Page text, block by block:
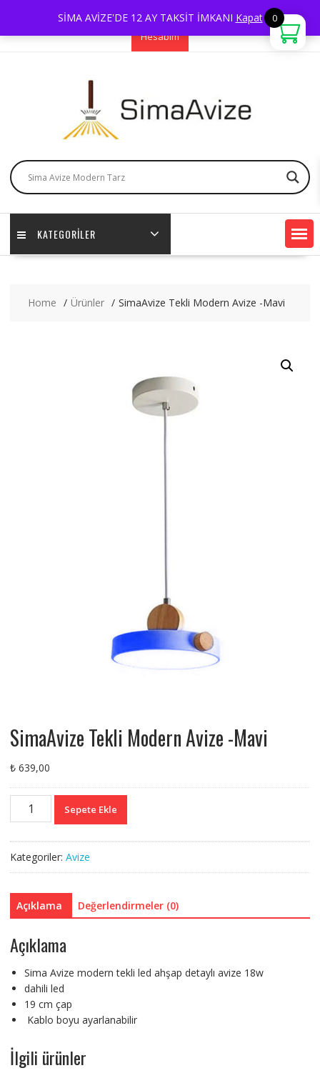
SİMA AVİZE'DE 12 AY TAKSİT İMKANI Kapat
content
0 544 598 85 86
sima@simaavize.com
Hesabım
KATEGORİLER
Home Ürünler SimaAvize Tekli Modern Avize -Mavi
SimaAvize Tekli Modern Avize -Mavi
₺639,00
SimaAvize
-
adet
Sepete Ekle
Kategoriler: Avize
Açıklama Değerlendirmeler (0)
Açıklama
Sima Avize modern tekli led ahşap detaylı avize 18w
dahili led
19 cm çap
Kablo boyu ayarlanabilir
İlgili ürünler
0